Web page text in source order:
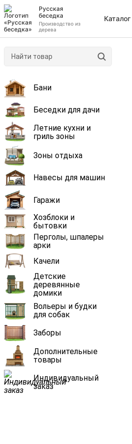
Русская
беседка
Производство из
дерева
Каталог
Бани
Беседки для дачи
Летние кухни и
гриль зоны
Зоны отдыха
Навесы для машин
Гаражи
Хозблоки и
бытовки
Перголы, шпалеры
арки
Качели
Детские
деревянные
домики
Вольеры и будки
для собак
Заборы
Дополнительные
товары
Индивидуальный
заказ